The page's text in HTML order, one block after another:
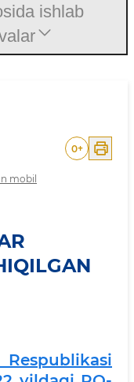
mobil
0+
ishlab